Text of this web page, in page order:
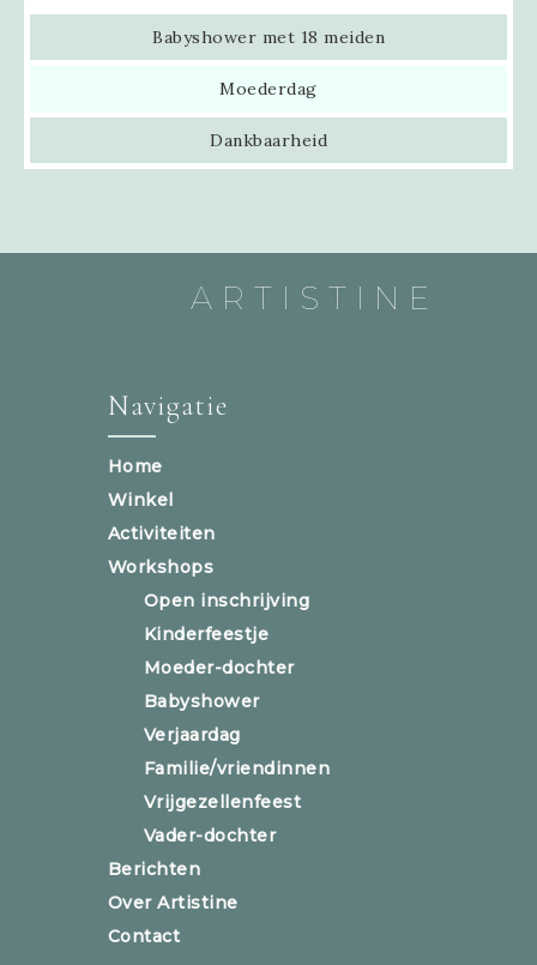
Babyshower met 18 meiden
Moederdag
Dankbaarheid
ARTISTINE
Navigatie
Home
Winkel
Activiteiten
Workshops
Open inschrijving
Kinderfeestje
Moeder-dochter
Babyshower
Verjaardag
Familie/vriendinnen
Vrijgezellenfeest
Vader-dochter
Berichten
Over Artistine
Contact